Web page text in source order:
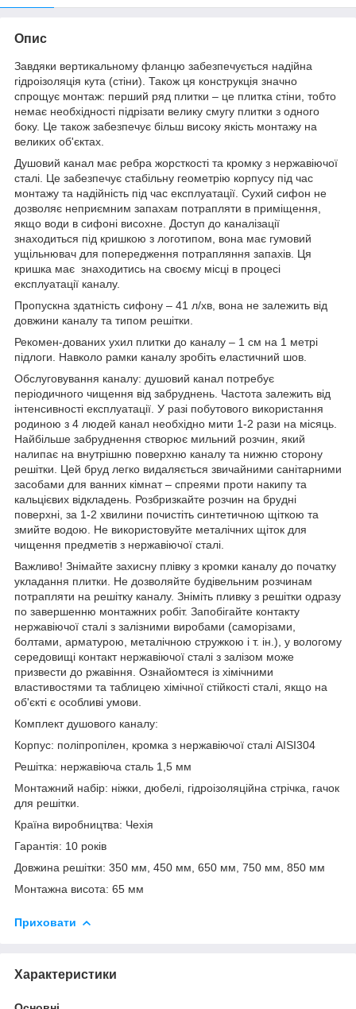
Опис
Завдяки вертикальному фланцю забезпечується надійна
гідроізоляція кута (стіни). Також ця конструкція значно
спрощує монтаж: перший ряд плитки – це плитка стіни, тобто
немає необхідності підрізати велику смугу плитки з одного
боку. Це також забезпечує більш високу якість монтажу на
великих об'єктах.
Душовий канал має ребра жорсткості та кромку з нержавіючої
сталі. Це забезпечує стабільну геометрію корпусу під час
монтажу та надійність під час експлуатації. Сухий сифон не
дозволяє неприємним запахам потрапляти в приміщення,
якщо води в сифоні висохне. Доступ до каналізації
знаходиться під кришкою з логотипом, вона має гумовий
ущільнювач для попередження потрапляння запахів. Ця
кришка має знаходитись на своєму місці в процесі
експлуатації каналу.
Пропускна здатність сифону – 41 л/хв, вона не залежить від
довжини каналу та типом решітки.
Рекомен-дованих ухил плитки до каналу – 1 см на 1 метрі
підлоги. Навколо рамки каналу зробіть еластичний шов.
Обслуговування каналу: душовий канал потребує
періодичного чищення від забруднень. Частота залежить від
інтенсивності експлуатації. У разі побутового використання
родиною з 4 людей канал необхідно мити 1-2 рази на місяць.
Найбільше забруднення створює мильний розчин, який
налипає на внутрішню поверхню каналу та нижню сторону
решітки. Цей бруд легко видаляється звичайними санітарними
засобами для ванних кімнат – спреями проти накипу та
кальцієвих відкладень. Розбризкайте розчин на брудні
поверхні, за 1-2 хвилини почистіть синтетичною щіткою та
змийте водою. Не використовуйте металічних щіток для
чищення предметів з нержавіючої сталі.
Важливо! Знімайте захисну плівку з кромки каналу до початку
укладання плитки. Не дозволяйте будівельним розчинам
потрапляти на решітку каналу. Зніміть пливку з решітки одразу
по завершенню монтажних робіт. Запобігайте контакту
нержавіючої сталі з залізними виробами (саморізами,
болтами, арматурою, металічною стружкою і т. ін.), у вологому
середовищі контакт нержавіючої сталі з залізом може
призвести до ржавіння. Ознайомтеся із хімічними
властивостями та таблицею хімічної стійкості сталі, якщо на
об'єкті є особливі умови.
Комплект душового каналу:
Корпус: поліпропілен, кромка з нержавіючої сталі AISI304
Решітка: нержавіюча сталь 1,5 мм
Монтажний набір: ніжки, дюбелі, гідроізоляційна стрічка, гачок
для решітки.
Країна виробництва: Чехія
Гарантія: 10 років
Довжина решітки: 350 мм, 450 мм, 650 мм, 750 мм, 850 мм
Монтажна висота: 65 мм
Приховати
Характеристики